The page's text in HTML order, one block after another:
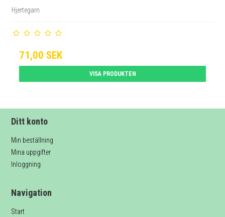
Hjertegarn
71,00 SEK
VISA PRODUKTEN
Ditt konto
Min beställning
Mina uppgifter
Inloggning
Navigation
Start